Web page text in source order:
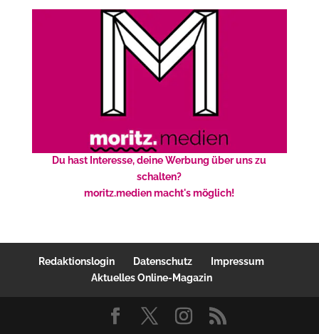
Du hast Interesse, deine Werbung über uns zu
schalten?
moritz.medien macht's möglich!
Redaktionslogin Datenschutz
Impressum
Aktuelles Online-Magazin